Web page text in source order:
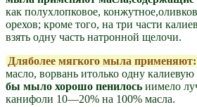
как полухлопковое,
орехов; кроме того, на три части
взять одну часть натронной щелочи.
Дляболее мягкого мыла применяют:
масло, ворвань итолько одну
бы мыло хорошо пенилось иимело
канифоли 10—20% на 100% масла.